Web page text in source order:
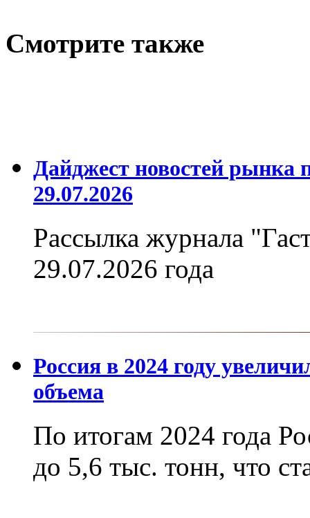
Cмотрите также
Дайджест новостей рынка
29.07.2026
Рассылка журнала
29.07.2026 года
Россия в 2024 году
объема
По итогам 2024 года
до 5,6 тыс. тонн, что